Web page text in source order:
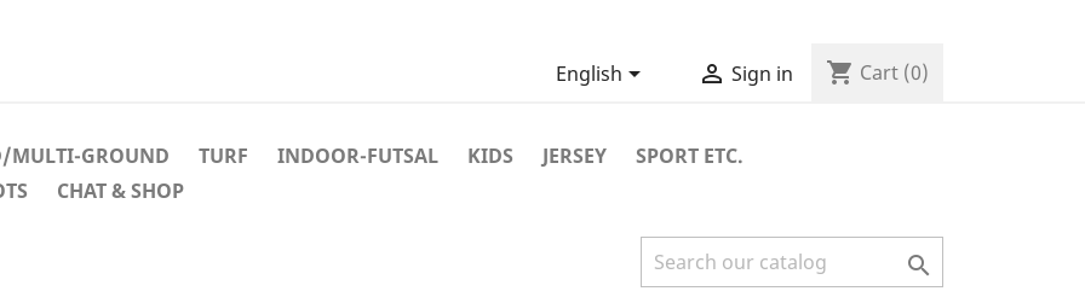
English  Sign in shopping_cart Cart (0)
MULTI-GROUND TURF INDOOR-FUTSAL KIDS JERSEY
SPORT ETC.
CHAT & SHOP
